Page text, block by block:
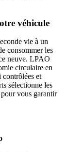
véhicule
vie à un
consommer les
neuve. LPAO
circulaire en
contrôlées et
sélectionne les
vous garantir